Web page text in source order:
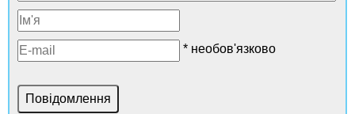
* необов'язково